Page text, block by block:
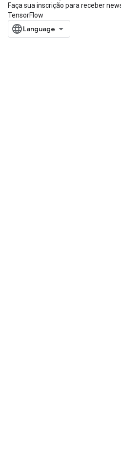
Faça sua inscrição para receber
TensorFlow